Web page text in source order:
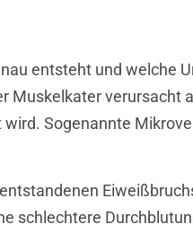
entsteht und welche
Muskelkater verursacht
Sogenannte
schlechtere